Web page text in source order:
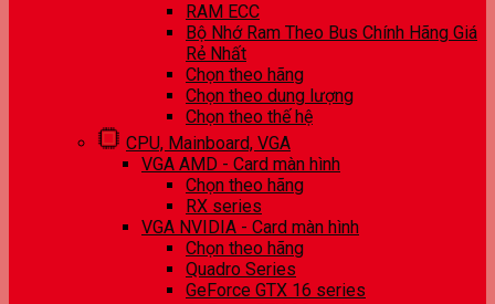
RAM ECC
Bộ Nhớ Ram Theo Bus Chính Hãng Giá
Rẻ Nhất
Chọn theo hãng
Chọn theo dung lượng
Chọn theo thế hệ
CPU, Mainboard, VGA
VGA AMD - Card màn hình
Chọn theo hãng
RX series
VGA NVIDIA - Card màn hình
Chọn theo hãng
Quadro Series
GeForce GTX 16 series